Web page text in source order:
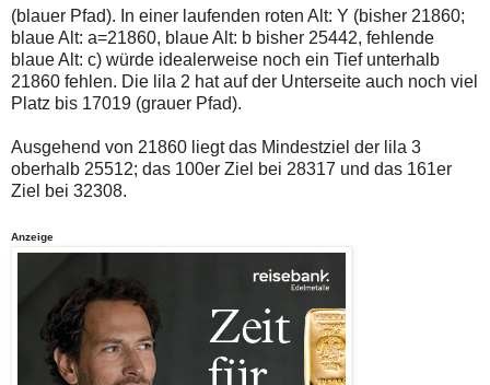
(blauer Pfad). In einer laufenden roten Alt: Y (bisher 21860;
blaue Alt: a=21860, blaue Alt: b bisher 25442, fehlende
blaue Alt: c) würde idealerweise noch ein Tief unterhalb
21860 fehlen. Die lila 2 hat auf der Unterseite auch noch viel
Platz bis 17019 (grauer Pfad).
Ausgehend von 21860 liegt das Mindestziel der lila 3
oberhalb 25512; das 100er Ziel bei 28317 und das 161er
Ziel bei 32308.
Anzeige